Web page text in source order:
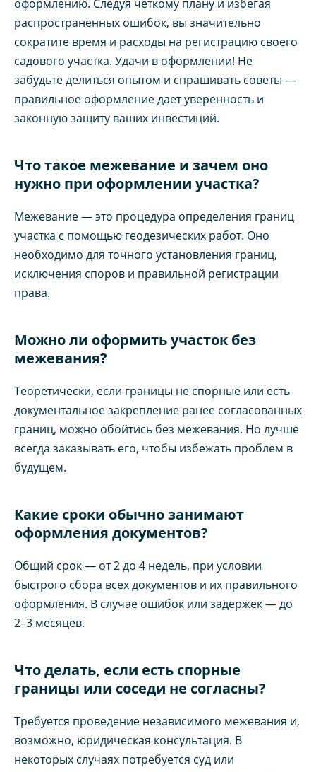
оформлению. Следуя четкому плану и избегая
распространенных ошибок, вы значительно
сократите время и расходы на регистрацию своего
садового участка. Удачи в оформлении! Не
забудьте делиться опытом и спрашивать советы —
правильное оформление дает уверенность и
законную защиту ваших инвестиций.
Что такое межевание и зачем оно
нужно при оформлении участка?
Межевание — это процедура определения границ
участка с помощью геодезических работ. Оно
необходимо для точного установления границ,
исключения споров и правильной регистрации
права.
Можно ли оформить участок без
межевания?
Теоретически, если границы не спорные или есть
документальное закрепление ранее согласованных
границ, можно обойтись без межевания. Но лучше
всегда заказывать его, чтобы избежать проблем в
будущем.
Какие сроки обычно занимают
оформления документов?
Общий срок — от 2 до 4 недель, при условии
быстрого сбора всех документов и их правильного
оформления. В случае ошибок или задержек — до
2–3 месяцев.
Что делать, если есть спорные
границы или соседи не согласны?
Требуется проведение независимого межевания и,
возможно, юридическая консультация. В
некоторых случаях потребуется суд или